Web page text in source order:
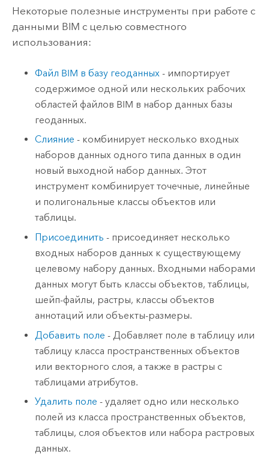
Некоторые полезные инструменты при работе с
данными BIM с целью совместного
использования:
Файл BIM в базу геоданных - импортирует
содержимое одной или нескольких рабочих
областей файлов BIM в набор данных базы
геоданных.
Слияние - комбинирует несколько входных
наборов данных одного типа данных в один
новый выходной набор данных. Этот
инструмент комбинирует точечные, линейные
и полигональные классы объектов или
таблицы.
Присоединить - присоединяет несколько
входных наборов данных к существующему
целевому набору данных. Входными наборами
данных могут быть классы объектов, таблицы,
шейп-файлы, растры, классы объектов
аннотаций или объекты-размеры.
Добавить поле - Добавляет поле в таблицу или
таблицу класса пространственных объектов
или векторного слоя, а также в растры с
таблицами атрибутов.
Удалить поле - удаляет одно или несколько
полей из класса пространственных объектов,
таблицы, слоя объектов или набора растровых
данных.